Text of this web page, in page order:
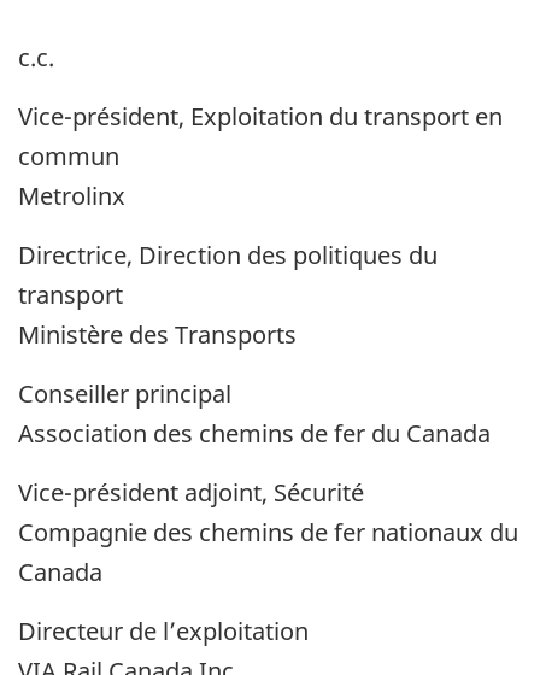
c.c.
Vice-président, Exploitation du transport en
commun
Metrolinx
Directrice, Direction des politiques du
transport
Ministère des Transports
Conseiller principal
Association des chemins de fer du Canada
Vice-président adjoint, Sécurité
Compagnie des chemins de fer nationaux du
Canada
Directeur de l’exploitation